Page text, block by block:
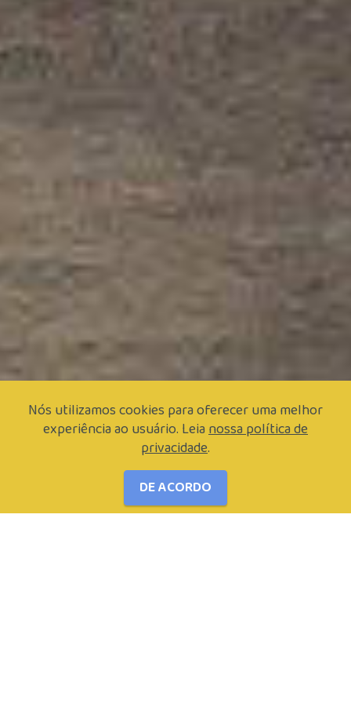
Nós utilizamos cookies para oferecer uma melhor
experiência ao usuário. Leianossa política de
privacidade.
DE ACORDO